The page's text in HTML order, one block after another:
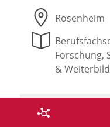
Rosenheim
Forschung,
&